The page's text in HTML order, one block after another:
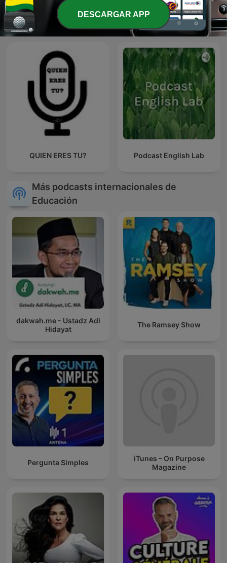
Psicología Estudio del derecho
QUIEN ERES TU? Podcast English Lab
Más podcasts internacionales de
Educación
dakwah.me - Ustadz Adi
Hidayat
The Ramsey Show
Pergunta Simples
iTunes – On Purpose
Magazine
DESCARGAR APP